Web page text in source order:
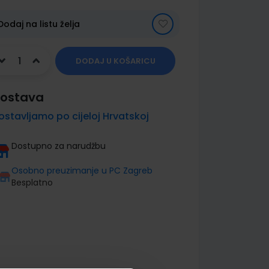
na listu želja
DODAJ U KOŠARICU
po cijeloj Hrvatskoj
Dostupno za narudžbu
Osobno preuzimanje u PC Zagreb
Besplatno